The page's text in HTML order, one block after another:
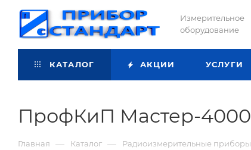
Измерительное
оборудование
КАТАЛОГ АКЦИИ УСЛУГИ
ПрофКиП Мастер-4000
Главная — Каталог — Радиоизмерительные приборы